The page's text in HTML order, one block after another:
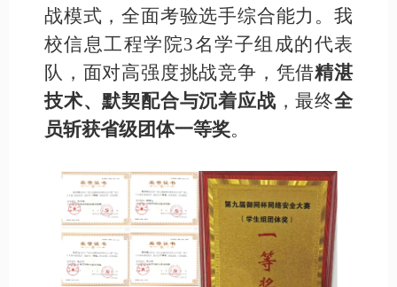
战模式，全面考验选手综合能力。我
校信息工程学院3名学子组成的代表
队，面对高强度挑战竞争，凭借精湛
技术、默契配合与沉着应战 ，最终全
员斩获省级团体一等奖。